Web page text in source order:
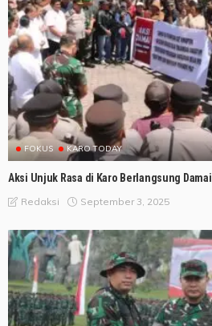
FOKUS KARO TODAY
Aksi Unjuk Rasa di Karo Berlangsung Damai
Redaksi September 3, 2025